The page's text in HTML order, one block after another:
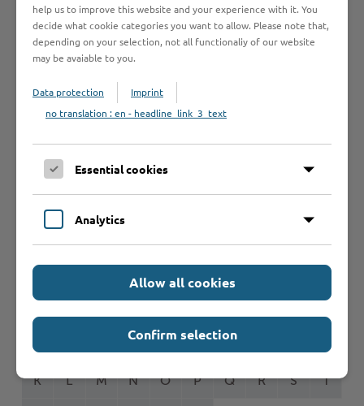
Schnelleinstieg
Seite auswählen
Online-Services
Formulare
Leistungen von A bis Z
A B C D E F G H I J
K L M N O P Q R S T
help us to improve this website and your experience with it. You
decide what cookie categories you want to allow. Please note that,
depending on your selection, not all functionaliy of our website
may be avaiable to you.
Data protection
Imprint
no translation : en - headline_link_3_text
Essential cookies
Analytics
Allow all cookies
Confirm selection